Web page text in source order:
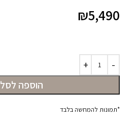
₪5,490
הוספה לסל
*תמונות להמחשה בלבד